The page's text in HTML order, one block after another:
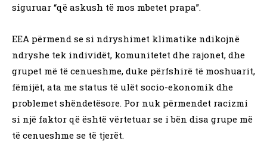
siguruar “që askush të mos mbetet prapa”.
EEA përmend se si ndryshimet klimatike ndikojnë
ndryshe tek individët, komunitetet dhe rajonet, dhe
grupet më të cenueshme, duke përfshirë të moshuarit,
fëmijët, ata me status të ulët socio-ekonomik dhe
problemet shëndetësore. Por nuk përmendet racizmi
si një faktor që është vërtetuar se i bën disa grupe më
të cenueshme se të tjerët.